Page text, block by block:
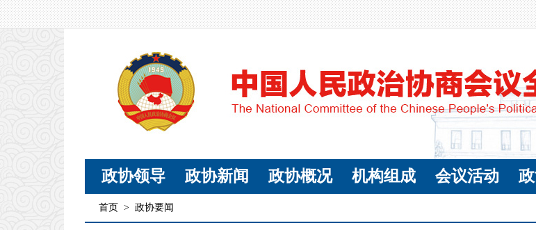
政协领导 政协新闻 政协概况 机构组成 会议活动
首页 > 政协要闻